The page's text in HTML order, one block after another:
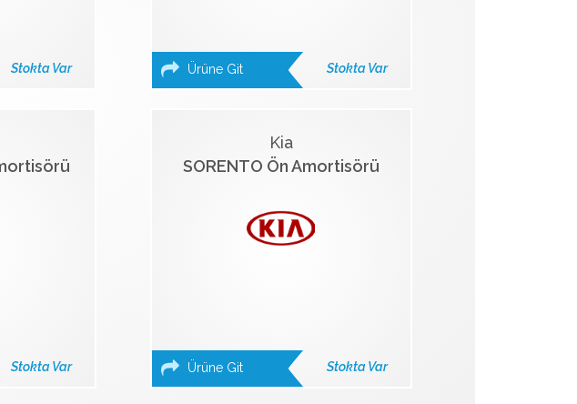
Stokta Var Ürüne Git Stokta Var
Stokta Var
Kia
SORENTO Ön Amortisörü
Ürüne Git Stokta Var